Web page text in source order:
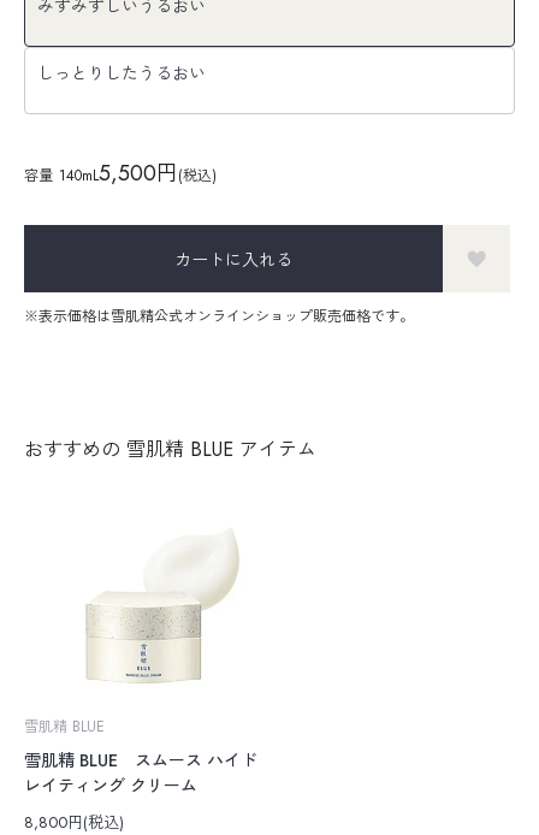
みずみずしいうるおい
しっとりしたうるおい
容量 140mL5,500円(税込)
カートに入れる
※表示価格は雪肌精公式オンラインショップ販売価格です。
おすすめの 雪肌精 BLUE アイテム
雪肌精 BLUE
雪肌精 BLUE スムース ハイド
レイティング クリーム
8,800円(税込)